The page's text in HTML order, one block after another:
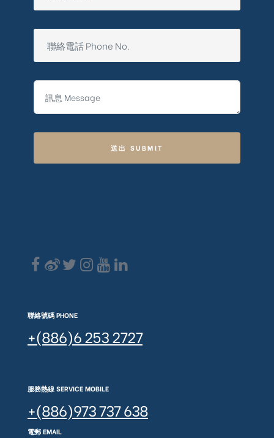
送出 SUBMIT
聯絡號碼 PHONE
+(886)6 253 2727
服務熱線 SERVICE MOBILE
+(886)973 737 638
電郵 EMAIL